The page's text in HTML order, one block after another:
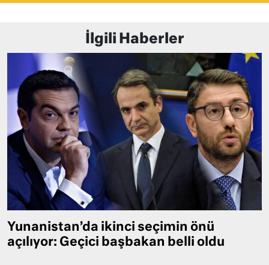
İlgili Haberler
Yunanistan’da ikinci seçimin önü
açılıyor: Geçici başbakan belli oldu